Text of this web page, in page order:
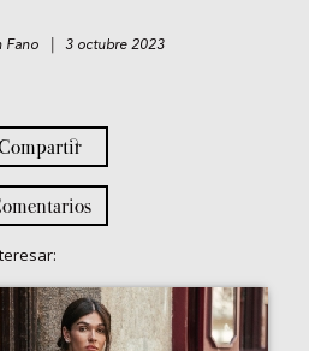
Fano | 3 octubre 2023